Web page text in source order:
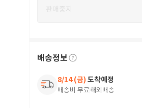
판매중지
배송정보
8/14 (금) 도착예정
배송비 무료해외배송